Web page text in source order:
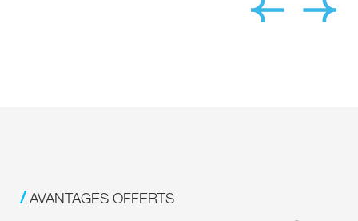
AVANTAGES OFFERTS